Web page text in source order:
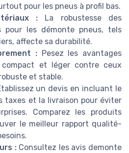
pour les pneus à profil bas.
: La robustesse des
pour les démonte pneus, tels
affecte sa durabilité.
: Pesez les avantages
et léger contre ceux
et stable.
un devis en incluant le
taxes et la livraison pour éviter
Comparez les produits
le meilleur rapport qualité-
:Consultez les avis demonte